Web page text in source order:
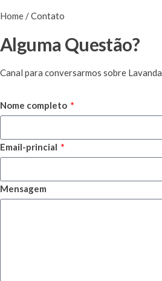
Home / Contato
Alguma Questão?
Canal para conversarmos sobre Lavanda
Nome completo
Email-princial
Mensagem